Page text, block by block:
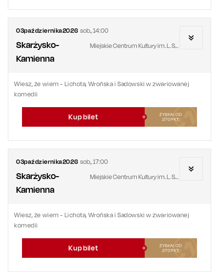
03października2026 sob.,14:00
Skarżysko-
Kamienna
Miejskie Centrum Kultury im. L. Staffa
Wiesz, że wiem - Lichota, Wrońska i Sadowski w zwariowanej
komedii
Kup bilet
ZYSKAJ OD
270PKT
03października2026 sob.,17:00
Skarżysko-
Kamienna
Miejskie Centrum Kultury im. L. Staffa
Wiesz, że wiem - Lichota, Wrońska i Sadowski w zwariowanej
komedii
Kup bilet
ZYSKAJ OD
270PKT